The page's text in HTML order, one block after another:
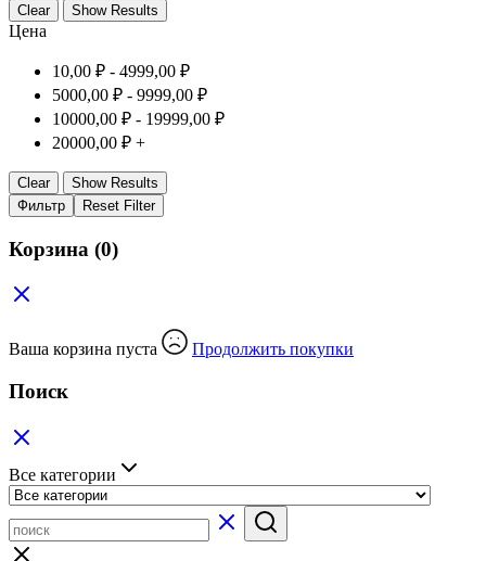
Clear Show Results
Цена
10,00 ₽ - 4999,00 ₽
5000,00 ₽ - 9999,00 ₽
10000,00 ₽ - 19999,00 ₽
20000,00 ₽ +
Clear
Show Results
Фильтр
Reset Filter
Корзина (0)
Ваша корзина пуста Продолжить покупки
Поиск
Все категории